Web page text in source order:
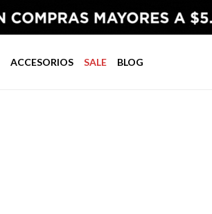
ACCESORIOS SALE BLOG